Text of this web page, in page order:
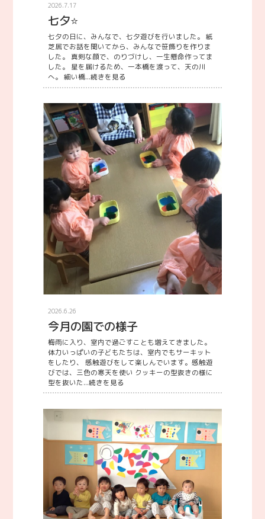
2026.7.17
七夕⭐
七夕の日に、みんなで、七夕遊びを行いました。 紙
芝居でお話を聞いてから、みんなで笹飾りを作りま
した。 真剣な顔で、のりづけし、一生懸命作ってま
した。 星を届けるため、一本橋を渡って、天の川
へ。 細い橋...続きを見る
2026.6.26
今月の園での様子
梅雨に入り、室内で過ごすことも増えてきました。
体力いっぱいの子どもたちは、室内でもサーキット
をしたり、 感触遊びをして楽しんでいます。感触遊
びでは、三色の寒天を使い クッキーの型抜きの様に
型を抜いた...続きを見る